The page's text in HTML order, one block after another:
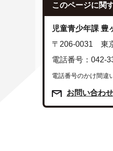
このページに関
児童青少年課 豊
〒206-0031 東
電話番号：042-
電話番号のかけ間違
お問い合わ